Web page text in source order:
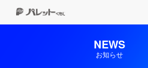
NEWS
お知らせ